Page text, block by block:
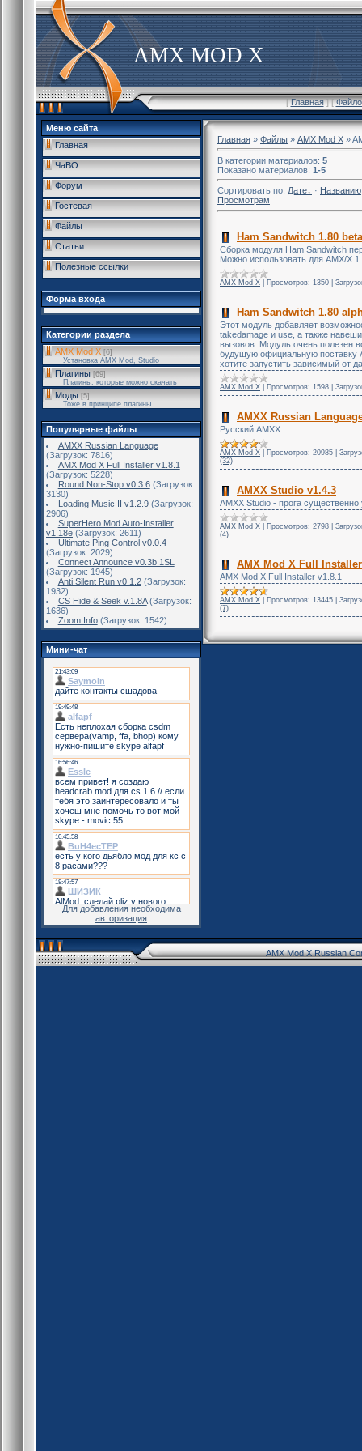
AMX MOD X
[Главная] [
Меню сайта
Главная
ЧаВО
Форум
Гостевая
Файлы
Статьи
Полезные ссылки
Форма входа
Категории раздела
AMX Mod X [6]
Установка AMX Mod, Studio
Плагины [69]
Плагины, которые можно скачать
Моды [5]
Тоже в принципе плагины
Популярные файлы
AMXX Russian Language
(Загрузок: 7816)
AMX Mod X Full Installer v1.8.1
(Загрузок: 5228)
Round Non-Stop v0.3.6(Загрузок:
3130)
Loading Music II v1.2.9(Загрузок:
2906)
SuperHero Mod Auto-Installer
v1.18e (Загрузок: 2611)
Ultimate Ping Control v0.0.4
(Загрузок: 2029)
Connect Announce v0.3b.1SL
(Загрузок: 1945)
Anti Silent Run v0.1.2(Загрузок:
1932)
CS Hide & Seek v.1.8A(Загрузок:
1636)
Zoom Info(Загрузок: 1542)
Мини-чат
Для добавления необходима
авторизация
Главная » Файлы » AMX Mod X »
В категории материалов: 5
Показано материалов: 1-5
Сортировать по: Дате · Названию
Просмотрам
Ham Sandwitch 1.80
Сборка модуля Ham Sandwitch
Можно использовать для AMX/X
AMX Mod X Просмотров: 1350
Ham Sandwitch 1.80
Этот модуль добавляет
takedamage и use, а также
вызовов. Модуль очень полезен
будущую официальную поставку
хотите запустить зависимый от
AMX Mod X Просмотров: 1598
AMXX Russian
Русский АМХХ
AMX Mod X Просмотров: 20985
(32)
AMXX Studio v1.4.3
AMXX Studio - прога
AMX Mod X Просмотров: 2798
(4)
AMX Mod X Full
AMX Mod X Full Installer v1.8.1
AMX Mod X Просмотров: 13445
(7)
AMX Mod X Russian